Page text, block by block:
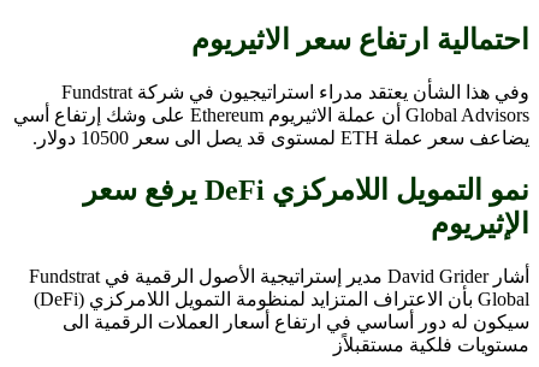
احتمالية ارتفاع سعر الاثيريوم
وفي هذا الشأن يعتقد مدراء استراتيجيون في شركة Fundstrat
Global Advisors أن عملة الاثيريوم Ethereum على وشك إرتفاع أسي
يضاعف سعر عملة ETH لمستوى قد يصل الى سعر 10500 دولار.
نمو التمويل اللامركزي DeFi يرفع سعر
الإثيريوم
أشار David Grider مدير إستراتيجية الأصول الرقمية في Fundstrat
Global بأن الاعتراف المتزايد لمنظومة التمويل اللامركزي (DeFi)
سيكون له دور أساسي في ارتفاع أسعار العملات الرقمية الى
مستويات فلكية مستقبلاًز